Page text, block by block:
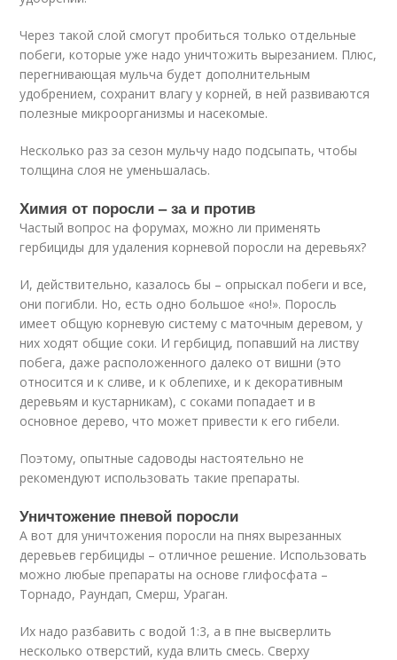
Через такой слой смогут пробиться только отдельные
побеги, которые уже надо уничтожить вырезанием. Плюс,
перегнивающая мульча будет дополнительным
удобрением, сохранит влагу у корней, в ней развиваются
полезные микроорганизмы и насекомые.
Несколько раз за сезон мульчу надо подсыпать, чтобы
толщина слоя не уменьшалась.
Химия от поросли – за и против
Частый вопрос на форумах, можно ли применять
гербициды для удаления корневой поросли на деревьях?
И, действительно, казалось бы – опрыскал побеги и все,
они погибли. Но, есть одно большое «но!». Поросль
имеет общую корневую систему с маточным деревом, у
них ходят общие соки. И гербицид, попавший на листву
побега, даже расположенного далеко от вишни (это
относится и к сливе, и к облепихе, и к декоративным
деревьям и кустарникам), с соками попадает и в
основное дерево, что может привести к его гибели.
Поэтому, опытные садоводы настоятельно не
рекомендуют использовать такие препараты.
Уничтожение пневой поросли
А вот для уничтожения поросли на пнях вырезанных
деревьев гербициды – отличное решение. Использовать
можно любые препараты на основе глифосфата –
Торнадо, Раундап, Смерш, Ураган.
Их надо разбавить с водой 1:3, а в пне высверлить
несколько отверстий, куда влить смесь. Сверху